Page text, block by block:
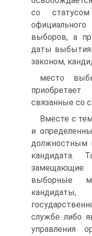
со
официального
выборов, а
даты
законом,
место
связанные со
Вместе с
и
должностным
кандидата.
выборные
службе либо
управления